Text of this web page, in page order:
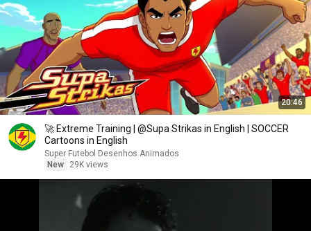
20:46
🚀 Extreme Training | @Supa Strikas in English | SOCCER
Cartoons in English
Super Futebol Desenhos Animados
New
29K views